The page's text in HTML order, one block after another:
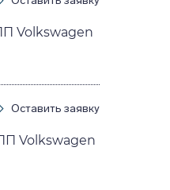
Volkswagen
Оставить заявку
Volkswagen